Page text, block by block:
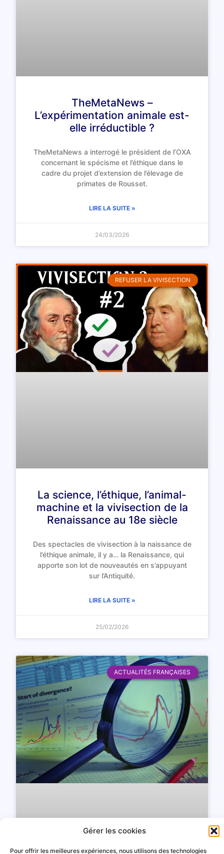
Gérer les cookies
Pour offrir les meilleures expériences, nous utilisons des technologies
TheMetaNews –
L’expérimentation animale est-
elle irréductible ?
TheMetaNews a interrogé le président de l’OXA
concernant le spécisme et l’éthique dans le
cadre du projet d’extension de l’élevage de
primates de Rousset.
LIRE LA SUITE »
24/03/2026
REFUSER LA VIVISECTION
La science, l’éthique, l’animal-
machine et la vivisection de la
Renaissance au 18e siècle
Des spectacles de vivisection à la naissance de
l’éthique animale, il y a… la Renaissance, qui
apporte son lot de nouveautés en s’appuyant
sur l’Antiquité.
LIRE LA SUITE »
25/02/2026
ACTUALITÉS FRANÇAISES